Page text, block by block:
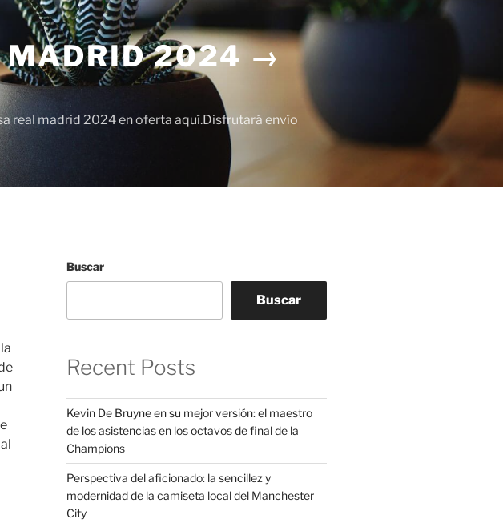
MADRID 2024 →
real madrid 2024 en oferta aquí.Disfrutará envío
Buscar
Buscar
Recent Posts
Kevin De Bruyne en su mejor versión: el maestro
de los asistencias en los octavos de final de la
Champions
Perspectiva del aficionado: la sencillez y
modernidad de la camiseta local del Manchester
City